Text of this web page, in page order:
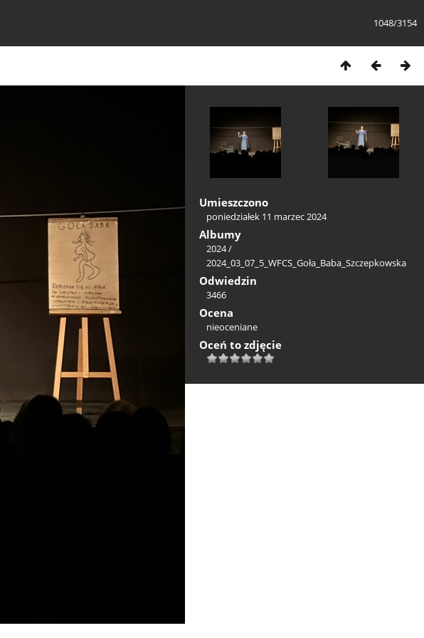
1048/3154
Umieszczono
poniedziałek 11 marzec 2024
Albumy
2024/
2024_03_07_5_WFCS_Goła_Baba_Szczepkowska
Odwiedzin
3466
Ocena
nieoceniane
Oceń to zdjęcie